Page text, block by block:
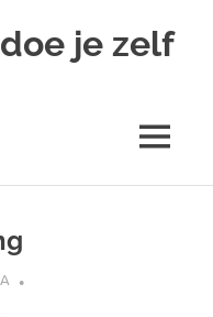
je zelf
MENU